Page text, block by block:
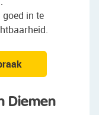
in te
Diemen